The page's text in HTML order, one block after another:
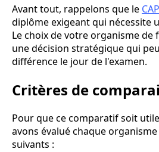
Avant tout, rappelons que le
diplôme exigeant qui nécessite
Le choix de votre organisme
une décision stratégique qui
différence le jour de l'examen.
Critères de
Pour que ce comparatif soit
avons évalué chaque
suivants :